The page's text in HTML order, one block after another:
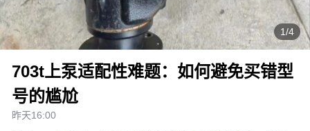
1/4
703t上泵适配性难题：如何避免买错型
号的尴尬
昨天16:00